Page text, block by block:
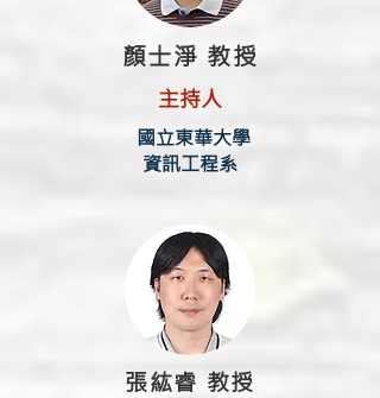
顏士淨 教授
主持人
國立東華大學
資訊工程系
張紘睿 教授